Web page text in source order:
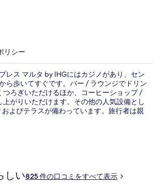
リシー
レス マルタ by IHGにはカジノがあり、セン
ら歩いてすぐです。バー / ラウンジでドリン
つろぎいただけるほか、コーヒーショップ /
がりいただけます。その他の人気設備とし
よびテラスが備わっています。旅行者は親
しい825 件の口コミをすべて表示